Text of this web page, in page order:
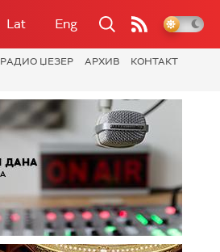
Lat Eng
РАДИО ЏЕЗЕР АРХИВ
КОНТАКТ